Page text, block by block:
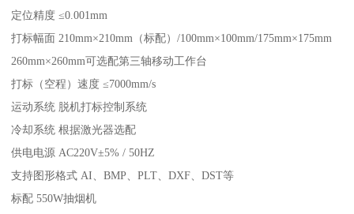
定位精度 ≤0.001mm
打标幅面 210mm×210mm（标配）/100mm×100mm/175mm×175mm
260mm×260mm可选配第三轴移动工作台
打标（空程）速度 ≤7000mm/s
运动系统 脱机打标控制系统
冷却系统 根据激光器选配
供电电源 AC220V±5% / 50HZ
支持图形格式 AI、BMP、PLT、DXF、DST等
标配 550W抽烟机